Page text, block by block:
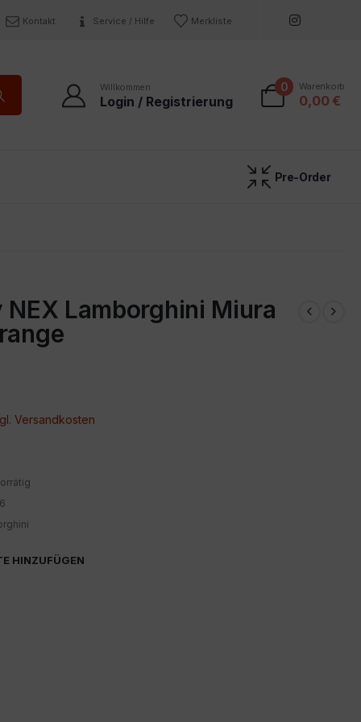
Kontakt Service / Hilfe Merkliste
Willkommen
Login / Registrierung
0 Warenkorb
0,00 €
Pre-Order
NEX Lamborghini Miura
Versandkosten
HINZUFÜGEN